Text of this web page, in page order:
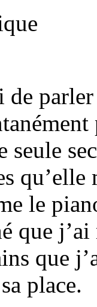
de
seule
le
que
que
place.